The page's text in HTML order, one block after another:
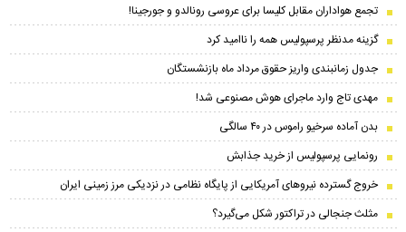
تجمع هواداران مقابل کلیسا برای عروسی رونالدو و جورجینا!
گزینه مدنظر پرسپولیس همه را ناامید کرد
جدول زمانبندی واریز حقوق مرداد ماه بازنشستگان
مهدی تاج وارد ماجرای هوش مصنوعی شد!
بدن آماده سرخیو راموس در ۴۰ سالگی
رونمایی پرسپولیس از خرید جذابش
خروج گسترده نیروهای آمریکایی از پایگاه نظامی در نزدیکی مرز زمینی ایران
مثلث جنجالی در تراکتور شکل می‌گیرد؟